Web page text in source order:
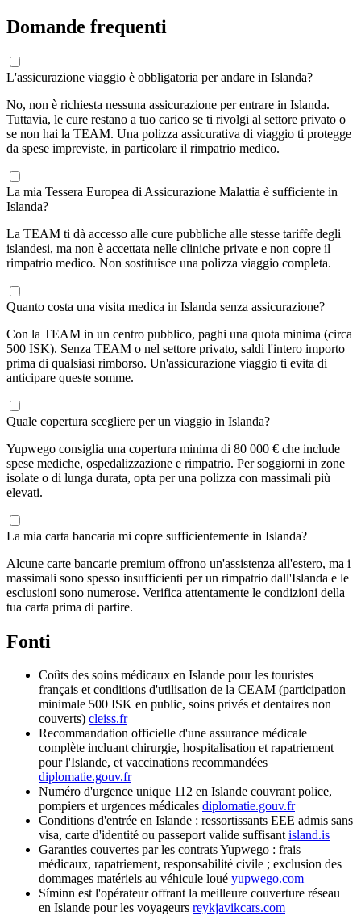
Domande frequenti
L'assicurazione viaggio è obbligatoria per andare in Islanda?
No, non è richiesta nessuna assicurazione per entrare in Islanda.
Tuttavia, le cure restano a tuo carico se ti rivolgi al settore privato o
se non hai la TEAM. Una polizza assicurativa di viaggio ti protegge
da spese impreviste, in particolare il rimpatrio medico.
La mia Tessera Europea di Assicurazione Malattia è sufficiente in
Islanda?
La TEAM ti dà accesso alle cure pubbliche alle stesse tariffe degli
islandesi, ma non è accettata nelle cliniche private e non copre il
rimpatrio medico. Non sostituisce una polizza viaggio completa.
Quanto costa una visita medica in Islanda senza assicurazione?
Con la TEAM in un centro pubblico, paghi una quota minima (circa
500 ISK). Senza TEAM o nel settore privato, saldi l'intero importo
prima di qualsiasi rimborso. Un'assicurazione viaggio ti evita di
anticipare queste somme.
Quale copertura scegliere per un viaggio in Islanda?
Yupwego consiglia una copertura minima di 80 000 € che include
spese mediche, ospedalizzazione e rimpatrio. Per soggiorni in zone
isolate o di lunga durata, opta per una polizza con massimali più
elevati.
La mia carta bancaria mi copre sufficientemente in Islanda?
Alcune carte bancarie premium offrono un'assistenza all'estero, ma i
massimali sono spesso insufficienti per un rimpatrio dall'Islanda e le
esclusioni sono numerose. Verifica attentamente le condizioni della
tua carta prima di partire.
Fonti
Coûts des soins médicaux en Islande pour les touristes
français et conditions d'utilisation de la CEAM (participation
minimale 500 ISK en public, soins privés et dentaires non
couverts) cleiss.fr
Recommandation officielle d'une assurance médicale
complète incluant chirurgie, hospitalisation et rapatriement
pour l'Islande, et vaccinations recommandées
diplomatie.gouv.fr
Numéro d'urgence unique 112 en Islande couvrant police,
pompiers et urgences médicales diplomatie.gouv.fr
Conditions d'entrée en Islande : ressortissants EEE admis sans
visa, carte d'identité ou passeport valide suffisant island.is
Garanties couvertes par les contrats Yupwego : frais
médicaux, rapatriement, responsabilité civile ; exclusion des
dommages matériels au véhicule loué yupwego.com
Síminn est l'opérateur offrant la meilleure couverture réseau
en Islande pour les voyageurs reykjavikcars.com